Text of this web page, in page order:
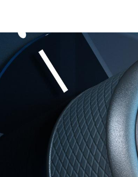
Netværk i kvalitet, Bureau Veritas